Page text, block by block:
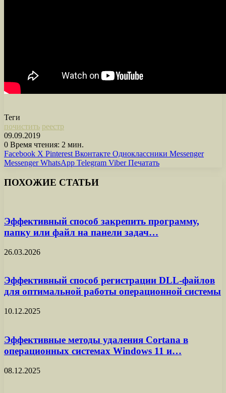
Теги
почистить реестр
09.09.2019
0 Время чтения: 2 мин.
Facebook X Pinterest Вконтакте Одноклассники Messenger
Messenger WhatsApp Telegram Viber Печатать
ПОХОЖИЕ СТАТЬИ
Эффективный способ закрепить программу,
папку или файл на панели задач…
26.03.2026
Эффективный способ регистрации DLL-файлов
для оптимальной работы операционной системы
10.12.2025
Эффективные методы удаления Cortana в
операционных системах Windows 11 и…
08.12.2025